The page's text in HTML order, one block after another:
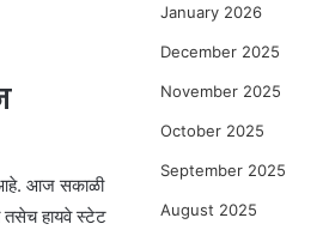
आहे. आज सकाळी
तसेच हायवे स्टेट
January 2026
December 2025
November 2025
October 2025
September 2025
August 2025